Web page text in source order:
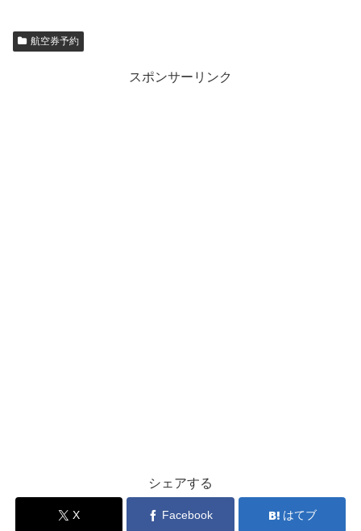
航空券予約
スポンサーリンク
シェアする
X Facebook はてブ